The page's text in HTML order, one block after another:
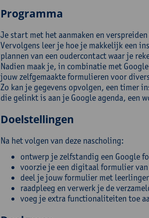
Programma
Je start met het aanmaken en
Vervolgens leer je hoe je makkelijk een
plannen van een oudercontact waar je
Nadien maak je, in combinatie met
jouw zelfgemaakte formulieren voor
Zo kan je gegevens opvolgen, een timer
die gelinkt is aan je Google agenda, een
Doelstellingen
Na het volgen van deze nascholing:
ontwerp je zelfstandig een Google
voorzie je een digitaal formulier
deel je jouw formulier met
raadpleeg en verwerk je de
voeg je extra functionaliteiten toe